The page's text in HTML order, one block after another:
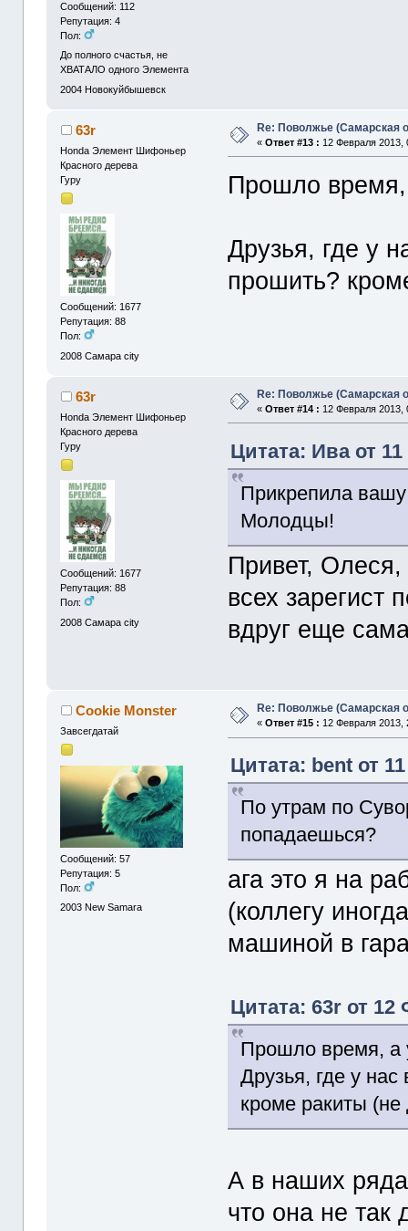
Сообщений: 112
Репутация: 4
Пол:
До полного счастья, не
ХВАТАЛО одного Элемента
2004 Новокуйбышевск
63r
Honda Элемент Шифоньер
Красного дерева
Гуру
Сообщений: 1677
Репутация: 88
Пол:
2008 Самара city
Re: Поволжье (Самарская
«Ответ #13 : 12 Февраля 2013,
Прошло время,
Друзья, где у
прошить?
63r
Honda Элемент Шифоньер
Красного дерева
Гуру
Сообщений: 1677
Репутация: 88
Пол:
2008 Самара city
Re: Поволжье (Самарская
«Ответ #14 : 12 Февраля 2013,
Цитата: Ива от
Прикрепила
Молодцы!
Привет,
всех зарегист
вдруг еще
Cookie Monster
Завсегдатай
Сообщений: 57
Репутация: 5
Пол:
2003 New Samara
Re: Поволжье (Самарская
«Ответ #15 : 12 Февраля 2013,
Цитата: bent от
По утрам по
попадаешься?
ага это я на
(коллегу
машиной в
Цитата: 63r от 12
Прошло время, а
Друзья, где у
кроме ракиты
А в наших
что она не